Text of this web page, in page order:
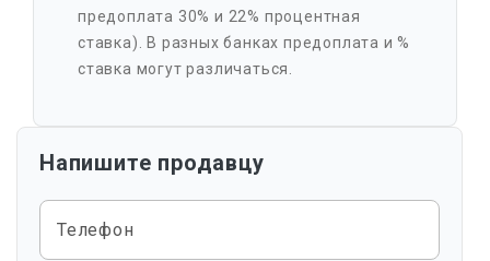
предоплата 30% и 22% процентная
ставка). В разных банках предоплата и %
ставка могут различаться.
Напишите продавцу
Телефон